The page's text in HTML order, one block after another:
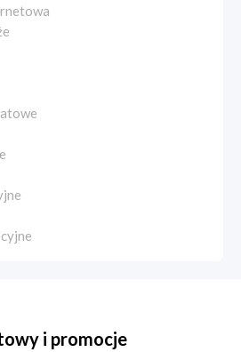
i promocje